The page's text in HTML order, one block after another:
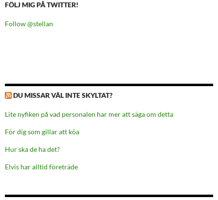
FÖLJ MIG PÅ TWITTER!
Follow @stellan
DU MISSAR VÄL INTE SKYLTAT?
Lite nyfiken på vad personalen har mer att säga om detta
För dig som gillar att köa
Hur ska de ha det?
Elvis har alltid företräde